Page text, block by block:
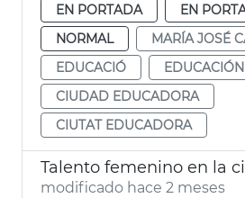
EN PORTADA
EN
NORMAL
MARÍA JOSÉ
EDUCACIÓ
EDUCACIÓN
CIUDAD EDUCADORA
CIUTAT EDUCADORA
Talento femenino en la
modificado hace 2 meses